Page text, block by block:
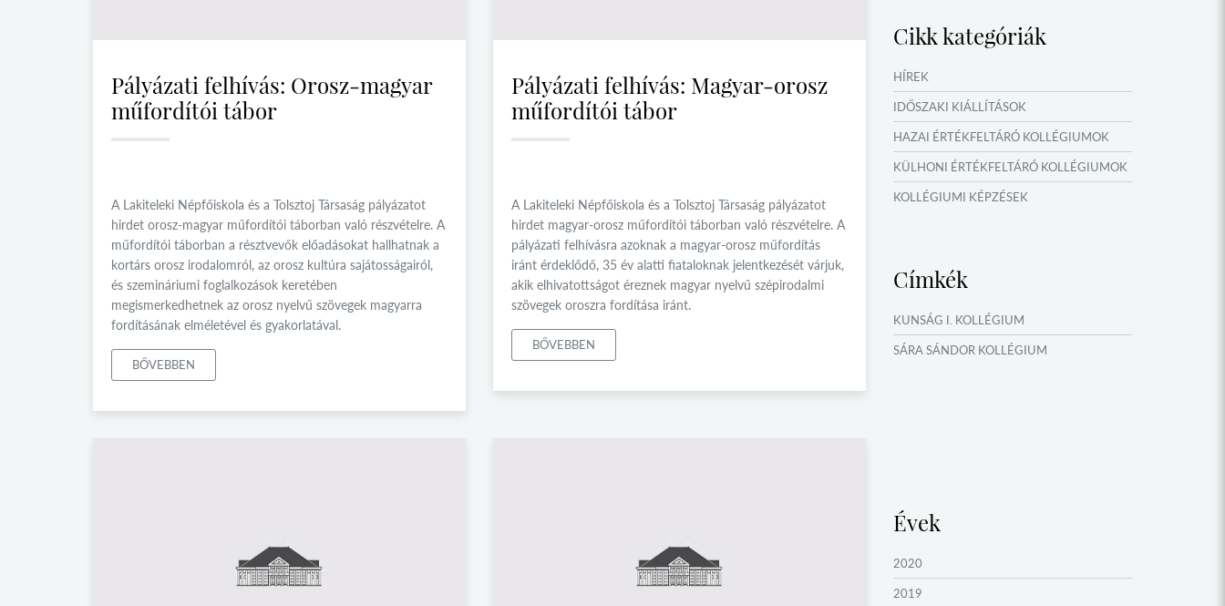
Pályázati felhívás: Orosz-magyar
műfordítói tábor
A Lakiteleki Népfőiskola és a Tolsztoj Társaság pályázatot
hirdet orosz-magyar műfordítói táborban való részvételre. A
műfordítói táborban a résztvevők előadásokat hallhatnak a
kortárs orosz irodalomról, az orosz kultúra sajátosságairól,
és szemináriumi foglalkozások keretében
megismerkedhetnek az orosz nyelvű szövegek magyarra
fordításának elméletével és gyakorlatával.
BŐVEBBEN
Pályázati felhívás: Magyar-orosz
műfordítói tábor
A Lakiteleki Népfőiskola és a Tolsztoj Társaság pályázatot
hirdet magyar-orosz műfordítói táborban való részvételre. A
pályázati felhívásra azoknak a magyar-orosz műfordítás
iránt érdeklődő, 35 év alatti fiataloknak jelentkezését várjuk,
akik elhivatottságot éreznek magyar nyelvű szépirodalmi
szövegek oroszra fordítása iránt.
BŐVEBBEN
Cikk kategóriák
HÍREK
IDŐSZAKI KIÁLLÍTÁSOK
HAZAI ÉRTÉKFELTÁRÓ KOLLÉGIUMOK
KÜLHONI ÉRTÉKFELTÁRÓ KOLLÉGIUMOK
KOLLÉGIUMI KÉPZÉSEK
TÁBOROK
OKTATÁS, KULTÚRA
Címkék
KUNSÁG I. KOLLÉGIUM
SÁRA SÁNDOR KOLLÉGIUM
Évek
2020
2019